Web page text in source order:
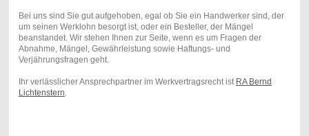
Bei uns sind Sie gut aufgehoben, egal ob Sie ein Handwerker sind, der
um seinen Werklohn besorgt ist, oder ein Besteller, der Mängel
beanstandet. Wir stehen Ihnen zur Seite, wenn es um Fragen der
Abnahme, Mängel, Gewährleistung sowie Haftungs- und
Verjährungsfragen geht.
Ihr verlässlicher Ansprechpartner im Werkvertragsrecht ist RA Bernd
Lichtenstern.